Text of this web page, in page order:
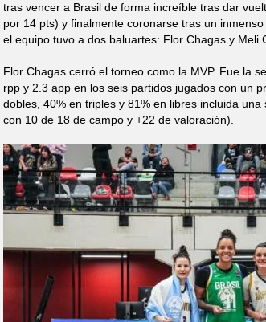
tras vencer a Brasil de forma increíble tras dar
por 14 pts) y finalmente coronarse tras un
el equipo tuvo a dos baluartes: Flor Chagas y Meli
Flor Chagas cerró el torneo como la MVP. Fue la
rpp y 2.3 app en los seis partidos jugados con un
dobles, 40% en triples y 81% en libres incluida
con 10 de 18 de campo y +22 de valoración).